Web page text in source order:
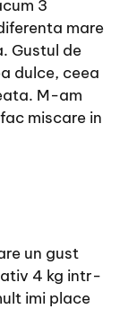
3
mare
Gustul de
dulce, ceea
M-am
miscare in
un gust
4 kg intr-
imi place